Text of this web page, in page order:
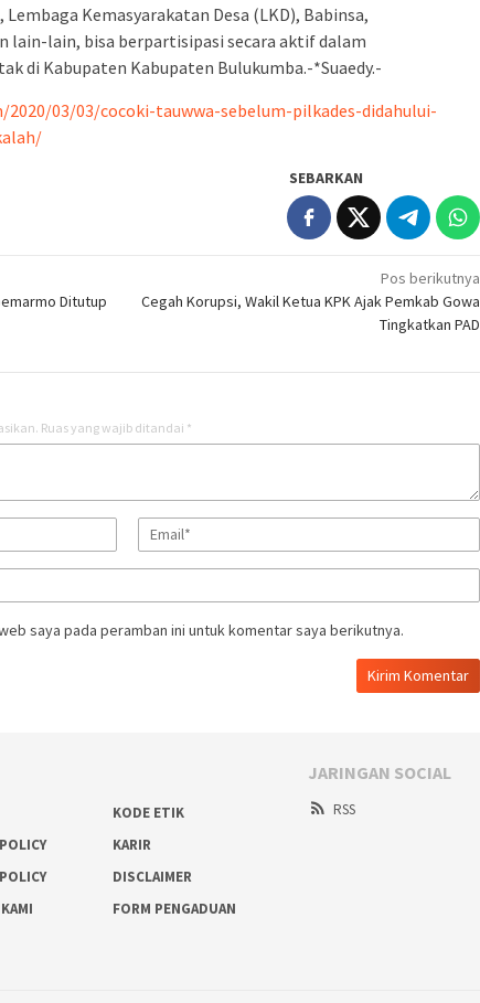
Kemasyarakatan Desa (LKD), Babinsa,
lain-lain, bisa berpartisipasi secara aktif dalam
di Kabupaten Kabupaten Bulukumba.-*Suaedy.-
03/03/cocoki-tauwwa-sebelum-pilkades-didahului-
SEBARKAN
Ditutup
Pos berikutnya
Cegah Korupsi, Wakil Ketua KPK Ajak Pemkab Gowa
Tingkatkan PAD
Ruas yang wajib ditandai *
saya pada peramban ini untuk komentar saya berikutnya.
KODE ETIK
KARIR
DISCLAIMER
FORM PENGADUAN
JARINGAN SOCIAL
RSS